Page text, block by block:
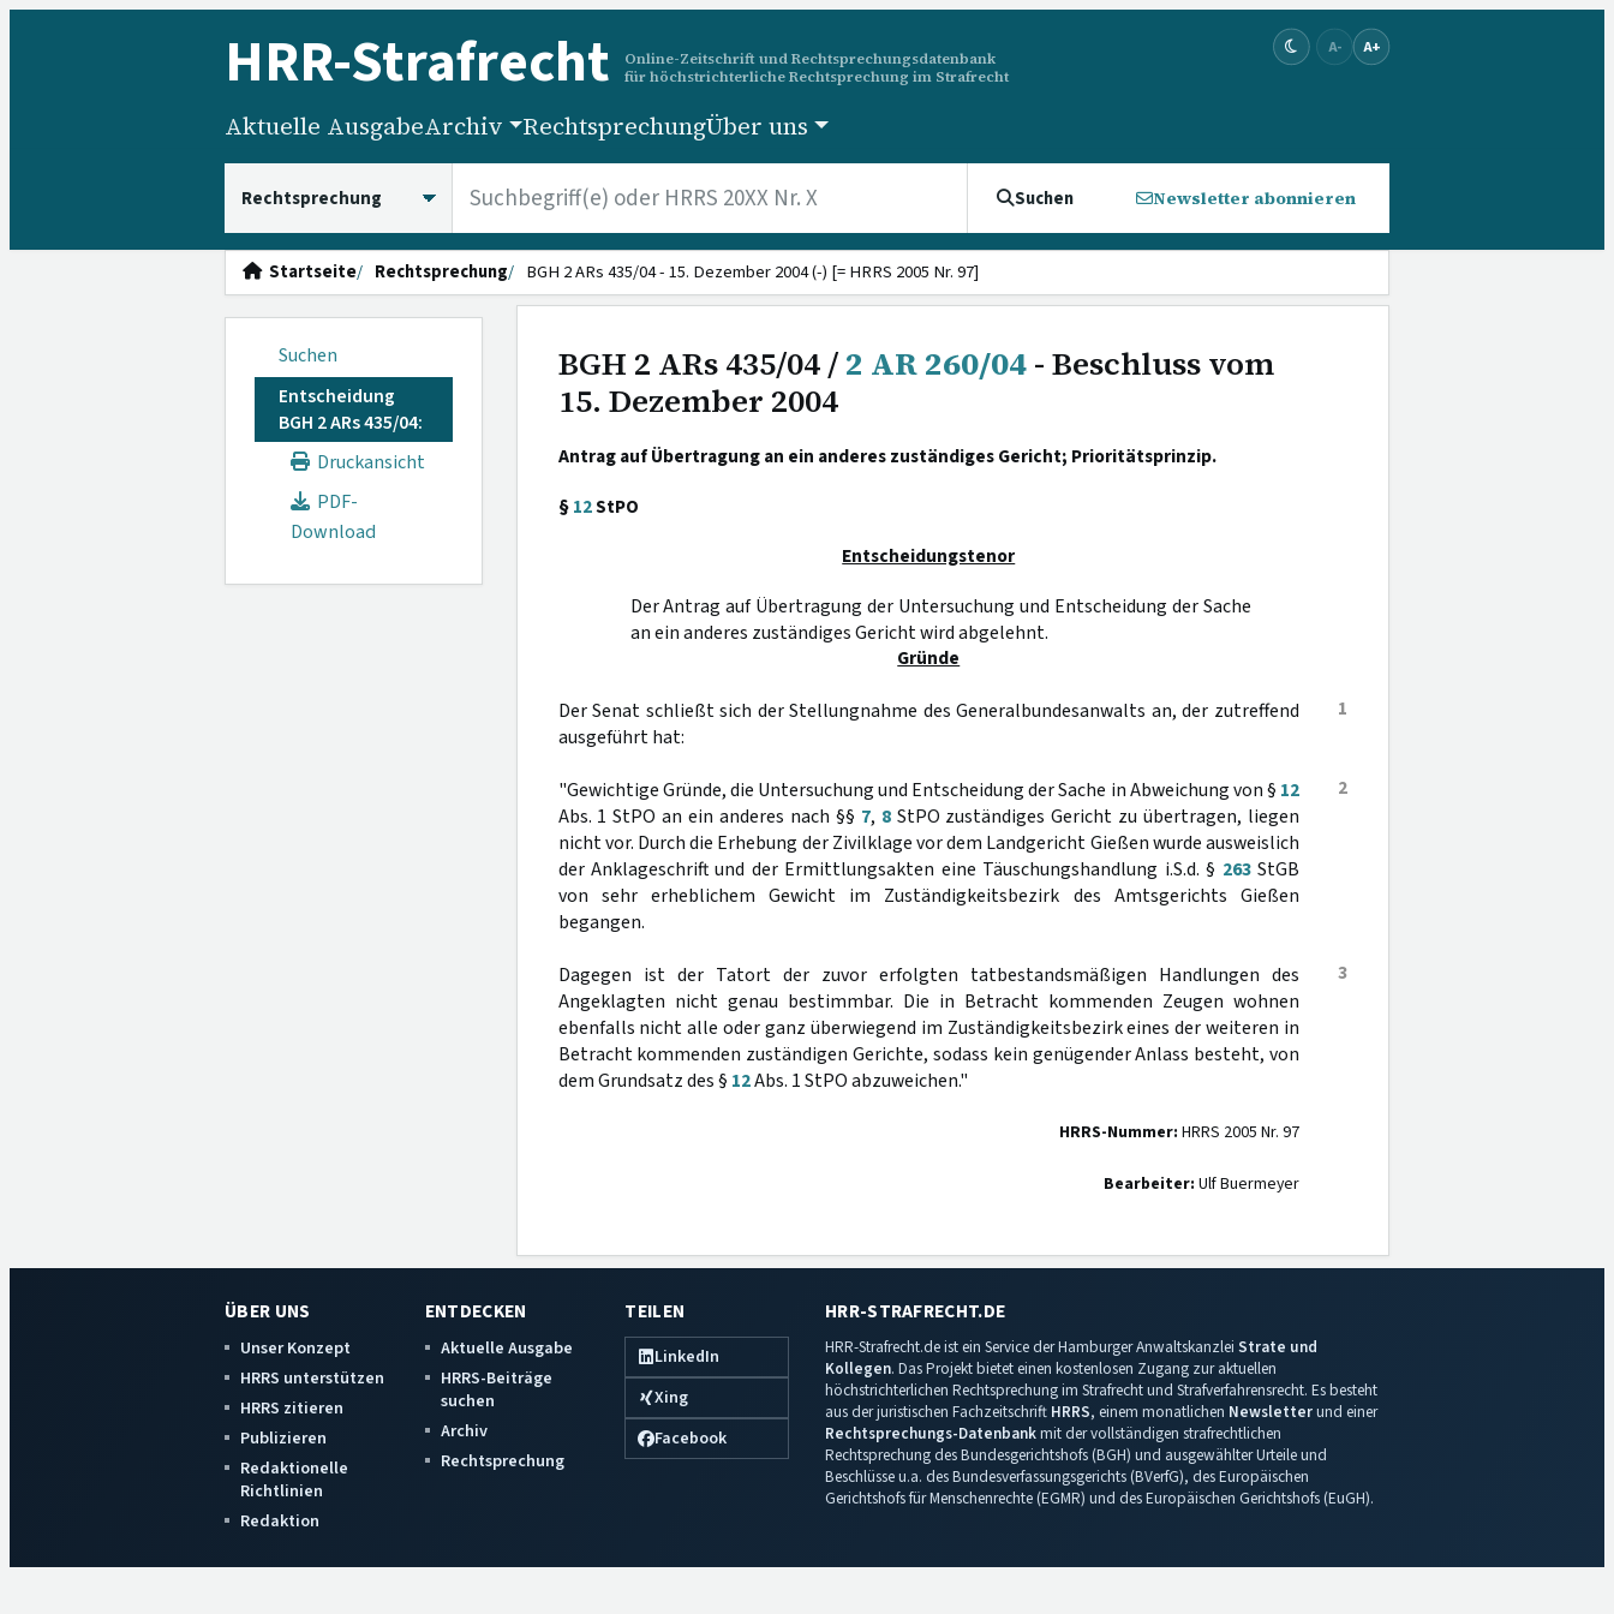
HRR-Strafrecht
Online-Zeitschrift und Rechtsprechungsdatenbank
für höchstrichterliche Rechtsprechung im Strafrecht
A- A+
Aktuelle AusgabeArchiv RechtsprechungÜber uns
Suchen Newsletter abonnieren
Startseite Rechtsprechung BGH 2 ARs 435/04 - 15. Dezember 2004 (-) [= HRRS 2005 Nr. 97]
Suchen
Entscheidung
BGH 2 ARs 435/04:
Druckansicht
PDF-
Download
BGH 2 ARs 435/04 /2 AR 260/04- Beschluss vom
15. Dezember 2004
Antrag auf Übertragung an ein anderes zuständiges Gericht; Prioritätsprinzip.
§12StPO
Entscheidungstenor
Der Antrag auf Übertragung der Untersuchung und Entscheidung der Sache
an ein anderes zuständiges Gericht wird abgelehnt.
Gründe
1
Der Senat schließt sich der Stellungnahme des Generalbundesanwalts an, der zutreffend
ausgeführt hat:
2
"Gewichtige Gründe, die Untersuchung und Entscheidung der Sache in Abweichung von § 12
Abs. 1 StPO an ein anderes nach §§ 7, 8StPO zuständiges Gericht zu übertragen, liegen
nicht vor. Durch die Erhebung der Zivilklage vor dem Landgericht Gießen wurde ausweislich
der Anklageschrift und der Ermittlungsakten eine Täuschungshandlung i.S.d. § 263StGB
von sehr erheblichem Gewicht im Zuständigkeitsbezirk des Amtsgerichts Gießen
begangen.
3
Dagegen ist der Tatort der zuvor erfolgten tatbestandsmäßigen Handlungen des
Angeklagten nicht genau bestimmbar. Die in Betracht kommenden Zeugen wohnen
ebenfalls nicht alle oder ganz überwiegend im Zuständigkeitsbezirk eines der weiteren in
Betracht kommenden zuständigen Gerichte, sodass kein genügender Anlass besteht, von
dem Grundsatz des § 12Abs. 1 StPO abzuweichen."
HRRS-Nummer: HRRS 2005 Nr. 97
Bearbeiter: Ulf Buermeyer
ÜBER UNS
Unser Konzept
HRRS unterstützen
HRRS zitieren
Publizieren
Redaktionelle
Richtlinien
Redaktion
ENTDECKEN
Aktuelle Ausgabe
HRRS-Beiträge
suchen
Archiv
Rechtsprechung
TEILEN
LinkedIn
Xing
Facebook
HRR-STRAFRECHT.DE
HRR-Strafrecht.de ist ein Service der Hamburger Anwaltskanzlei Strate und
Kollegen. Das Projekt bietet einen kostenlosen Zugang zur aktuellen
höchstrichterlichen Rechtsprechung im Strafrecht und Strafverfahrensrecht. Es besteht
aus der juristischen Fachzeitschrift HRRS, einem monatlichen Newsletterund einer
Rechtsprechungs-Datenbankmit der vollständigen strafrechtlichen
Rechtsprechung des Bundesgerichtshofs (BGH) und ausgewählter Urteile und
Beschlüsse u.a. des Bundesverfassungsgerichts (BVerfG), des Europäischen
Gerichtshofs für Menschenrechte (EGMR) und des Europäischen Gerichtshofs (EuGH).
Impressum·Datenschutz